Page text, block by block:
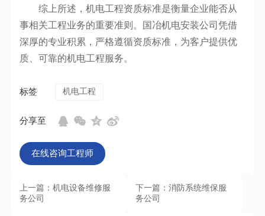
综上所述，机电工程资质标准是衡量企业能否从
事相关工程业务的重要准则。国冶机电安装公司凭借
深厚的专业积累，严格遵循资质标准，为客户提供优
质、可靠的机电工程服务。
标签 机电工程
分享至
在线咨询工程师
上一篇：机电设备维修服
务公司
下一篇：消防系统维保服
务公司